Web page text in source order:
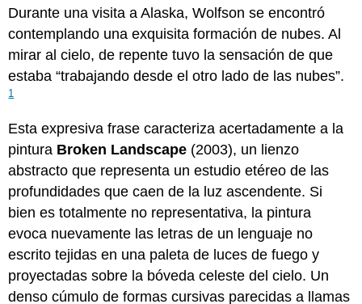
Durante una visita a Alaska, Wolfson se encontró
contemplando una exquisita formación de nubes. Al
mirar al cielo, de repente tuvo la sensación de que
estaba “trabajando desde el otro lado de las nubes”.
1
Esta expresiva frase caracteriza acertadamente a la
pintura Broken Landscape (2003), un lienzo
abstracto que representa un estudio etéreo de las
profundidades que caen de la luz ascendente. Si
bien es totalmente no representativa, la pintura
evoca nuevamente las letras de un lenguaje no
escrito tejidas en una paleta de luces de fuego y
proyectadas sobre la bóveda celeste del cielo. Un
denso cúmulo de formas cursivas parecidas a llamas